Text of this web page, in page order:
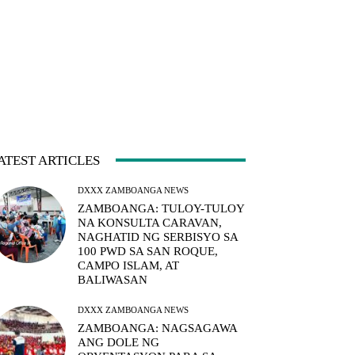
ARTICLES
DXXX ZAMBOANGA NEWS
ZAMBOANGA: TULOY-TULOY
NA KONSULTA CARAVAN,
NAGHATID NG SERBISYO SA
100 PWD SA SAN ROQUE,
CAMPO ISLAM, AT
BALIWASAN
DXXX ZAMBOANGA NEWS
ZAMBOANGA: NAGSAGAWA
ANG DOLE NG